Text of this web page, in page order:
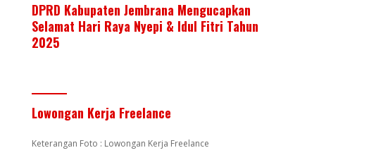
DPRD Kabupaten Jembrana Mengucapkan
Selamat Hari Raya Nyepi & Idul Fitri Tahun
2025
Lowongan Kerja Freelance
Keterangan Foto : Lowongan Kerja Freelance